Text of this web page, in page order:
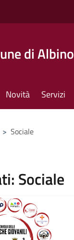
di Albino
Novità Servizi
> Sociale
Sociale